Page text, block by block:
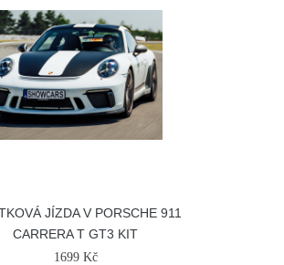
JÍZDA V PORSCHE 911
CARRERA T GT3 KIT
1699 Kč